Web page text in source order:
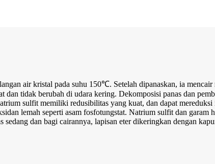
air kristal pada suhu 150℃. Setelah dipanaskan, ia
tidak berubah di udara kering. Dekomposisi panas dan
sulfit memiliki redusibilitas yang kuat, dan dapat
lemah seperti asam fosfotungstat. Natrium sulfit dan garam
dan bagi cairannya, lapisan eter dikeringkan dengan